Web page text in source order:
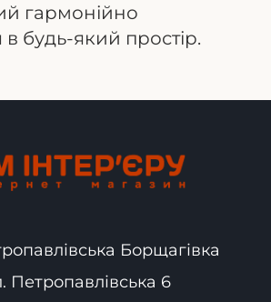
гармонійно
будь-який простір.
Борщагівка
Петропавлівська 6